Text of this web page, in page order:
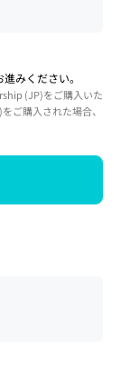
みください。
(JP)をご購入いた
ご購入された場合、